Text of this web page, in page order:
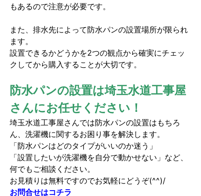
もあるので注意が必要です。
また、排水先によって防水パンの設置場所が限られ
ます。
設置できるかどうかを2つの観点から確実にチェッ
クしてから購入することが大切です。
防水パンの設置は埼玉水道工事屋
さんにお任せください！
埼玉水道工事屋さんでは防水パンの設置はもちろ
ん、洗濯機に関するお困り事を解決します。
「防水パンはどのタイプがいいのか迷う」
「設置したいが洗濯機を自分で動かせない」など、
何でもご相談ください。
お見積りは無料ですのでお気軽にどうぞ(^^)/
お問合せはコチラ